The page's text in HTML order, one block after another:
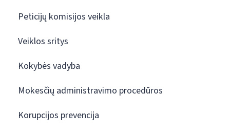
Peticijų komisijos veikla
Veiklos sritys
Kokybės vadyba
Mokesčių administravimo procedūros
Korupcijos prevencija